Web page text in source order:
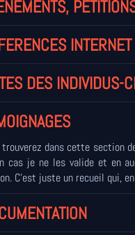
INTERNET
DES INDIVIDUS-
trouverez dans cette section
cas je ne les valide et en
C'est juste un recueil qui,